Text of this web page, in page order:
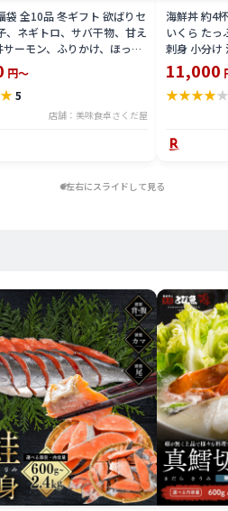
袋 全10品 冬ギフト 欲ばりセ
、ネギトロ、サバ干物、甘え
ーモン、ふりかけ、ほっけ
寿司、おつまみタコ、うな
取り寄せ 【冷凍便】 美味し
円～
★5
店舗：美味食卓さくだ屋
海鮮丼 約4
いくら たっ
刺身 小分け
品【冷凍便
日 ギフト
11,000
★★★★★
左右にスライドして見る